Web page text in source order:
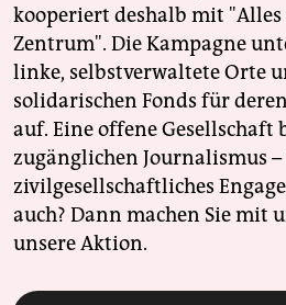
kooperiert deshalb mit
Zentrum". Die Kampagne
linke, selbstverwaltete Orte
solidarischen Fonds für
auf. Eine offene
zugänglichen Journalismus
zivilgesellschaftliches
auch? Dann machen Sie mit
unsere Aktion.